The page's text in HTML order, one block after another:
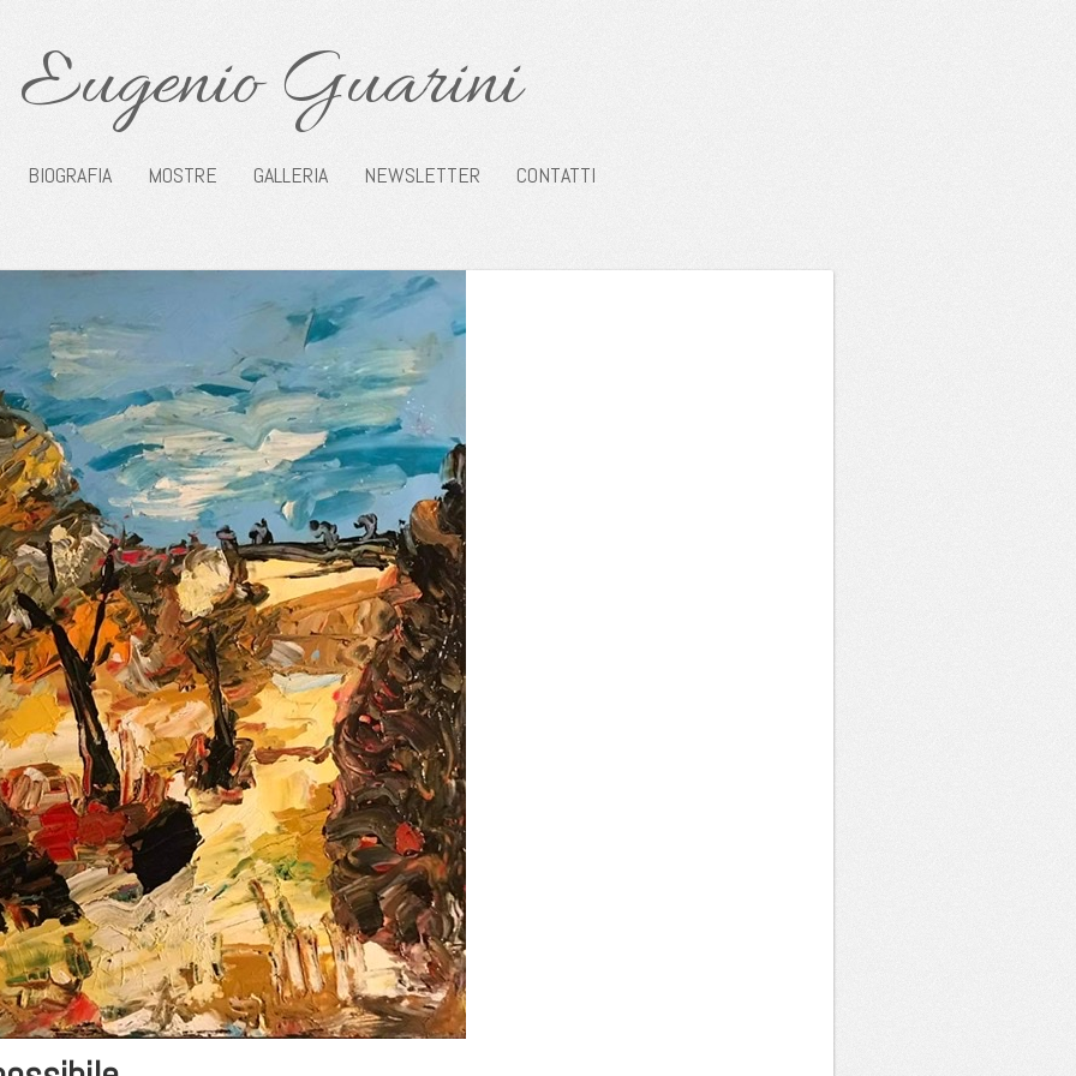
Eugenio Guarini
BIOGRAFIA MOSTRE GALLERIA NEWSLETTER CONTATTI